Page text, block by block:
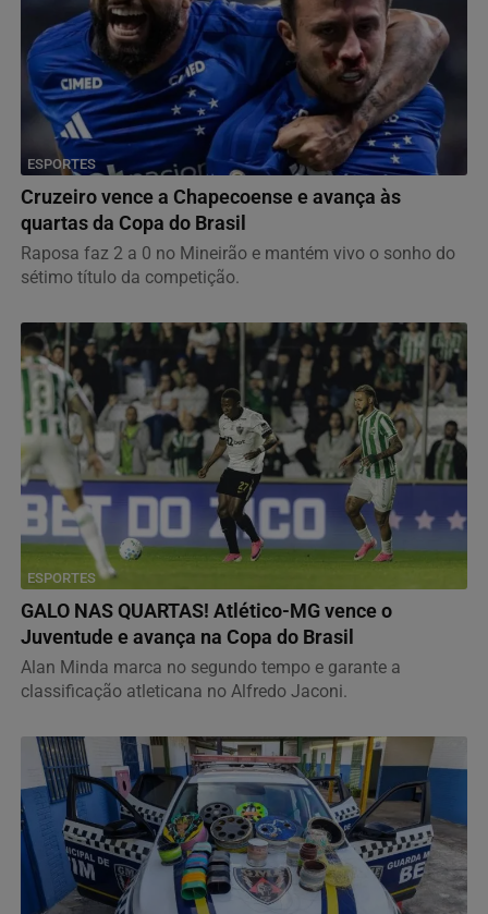
ESPORTES
Cruzeiro vence a Chapecoense e avança às
quartas da Copa do Brasil
Raposa faz 2 a 0 no Mineirão e mantém vivo o sonho do
sétimo título da competição.
ESPORTES
GALO NAS QUARTAS! Atlético-MG vence o
Juventude e avança na Copa do Brasil
Alan Minda marca no segundo tempo e garante a
classificação atleticana no Alfredo Jaconi.